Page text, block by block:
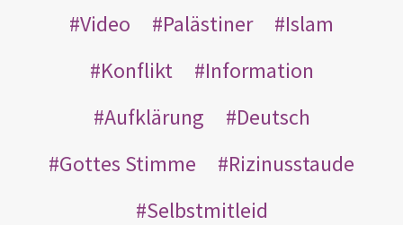
Video
Palästiner
Islam
Konflikt
Information
Aufklärung
Deutsch
Gottes Stimme
Rizinusstaude
Selbstmitleid